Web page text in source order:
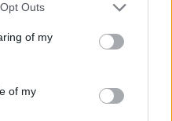
Outs
of my
of my
ambulatoriškai.